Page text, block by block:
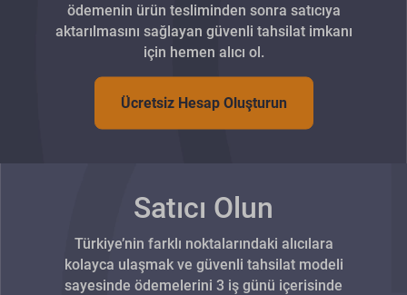
ödemenin ürün tesliminden sonra satıcıya
aktarılmasını sağlayan güvenli tahsilat imkanı
için hemen alıcı ol.
Ücretsiz Hesap Oluşturun
Satıcı Olun
Türkiye’nin farklı noktalarındaki alıcılara
kolayca ulaşmak ve güvenli tahsilat modeli
sayesinde ödemelerini 3 iş günü içerisinde